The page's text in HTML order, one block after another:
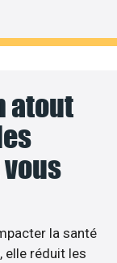
atout
la santé
elle réduit les